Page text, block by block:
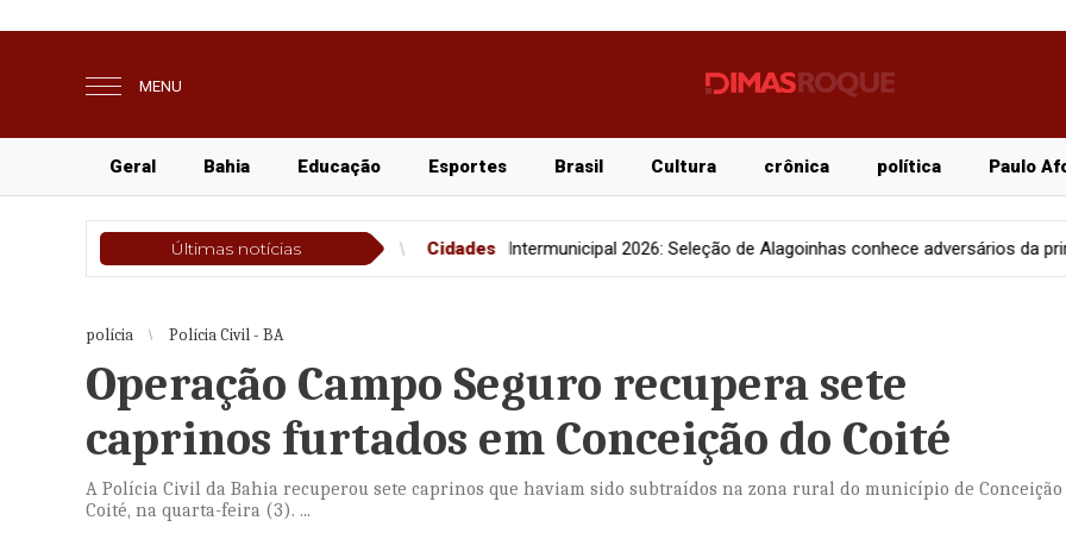
MENU
Geral Bahia Educação Esportes Brasil Cultura crônica política Paulo
Últimas notícias
Cidades Intermunicipal 2026: Seleção de Alagoinhas conhece adversários da primeira fase Cidades
polícia Polícia Civil - BA
Operação Campo Seguro recupera sete
caprinos furtados em Conceição do Coité
A Polícia Civil da Bahia recuperou sete caprinos que haviam sido subtraídos na zona rural do município de Conceição
Coité, na quarta-feira (3). ...